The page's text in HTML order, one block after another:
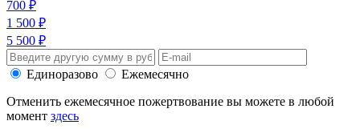
700 ₽
1 500 ₽
5 500 ₽
Единоразово
Ежемесячно
Отменить ежемесячное пожертвование вы можете в любой
момент здесь